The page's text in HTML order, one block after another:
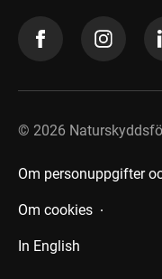
© 2026
Om personuppgifter
Om cookies
In English